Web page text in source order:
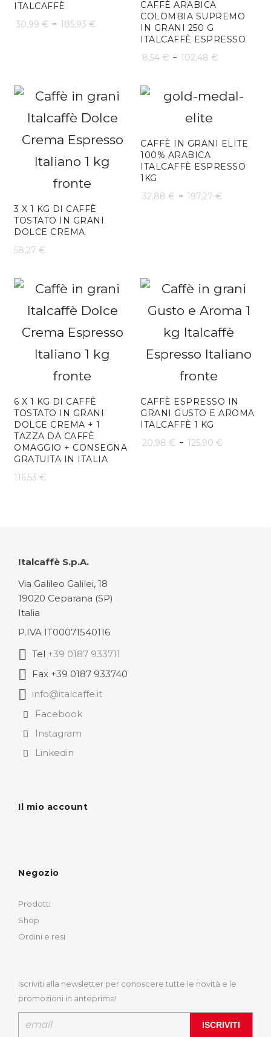
ITALCAFFÈ
30,99 € - 185,93 €
185,93 €
CAFFÈ ARABICA
COLOMBIA SUPREMO
IN GRANI 250 G
ITALCAFFÈ ESPRESSO
8,54 € - 102,48 €
prezzo:
8,54 €
a
3 X 1 KG DI CAFFÈ
TOSTATO IN GRANI
DOLCE CREMA
58,27 €
CAFFÈ IN GRANI ELITE
100% ARABICA
ITALCAFFÈ ESPRESSO
1KG
32,88 € - 197,27 €
32,88 €
197,27
6 X 1 KG DI CAFFÈ
TOSTATO IN GRANI
DOLCE CREMA + 1
TAZZA DA CAFFÈ
OMAGGIO + CONSEGNA
GRATUITA IN ITALIA
116,53 €
CAFFÈ ESPRESSO IN
GRANI GUSTO E AROMA
ITALCAFFÈ 1 KG
20,98 € - 125,90 €
Italcaffè S.p.A.
Via Galileo Galilei, 18
19020 Ceparana (SP)
Italia
P.IVA IT00071540116
Tel +39 0187 933711
Fax +39 0187 933740
info@italcaffe.it
Facebook
Instagram
Linkedin
Il mio account
Negozio
Prodotti
Shop
Ordini e resi
Iscriviti alla newsletter per conoscere tutte le novità e le
promozioni in anteprima!